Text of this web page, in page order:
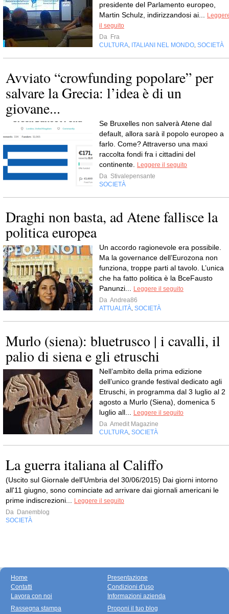
presidente del Parlamento europeo,
Martin Schulz, indirizzandosi ai...
il seguito
Da Fra
CULTURA
ITALIANI NEL MONDO SOCIETÀ
Avviato “crowfunding popolare” per
salvare la Grecia: l’idea è di un
giovane...
Se Bruxelles non salverà Atene dal
default, allora sarà il popolo europeo a
farlo. Come? Attraverso una maxi
raccolta fondi fra i cittadini del
continente.
Leggere il seguito
Da Stivalepensante
SOCIETÀ
Draghi non basta, ad Atene fallisce la
politica europea
Un accordo ragionevole era possibile.
Ma la governance dell’Eurozona non
funziona, troppe parti al tavolo. L’unica
che ha fatto politica è la BceFausto
Panunzi...
Leggere il seguito
Da Andrea86
ATTUALITÀ SOCIETÀ
Murlo (siena): bluetrusco | i cavalli, il
palio di siena e gli etruschi
Nell’ambito della prima edizione
dell’unico grande festival dedicato agli
Etruschi, in programma dal 3 luglio al 2
agosto a Murlo (Siena), domenica 5
luglio all...
Leggere il seguito
Da Amedit Magazine
CULTURA SOCIETÀ
La guerra italiana al Califfo
(Uscito sul Giornale dell'Umbria del 30/06/2015) Dai giorni intorno
all'11 giugno, sono cominciate ad arrivare dai giornali americani le
prime indiscrezioni...
Leggere il seguito
Da Danemblog
SOCIETÀ
Home
Contatti
Lavora con noi
Presentazione
Condizioni d'uso
Informazioni azienda
Rassegna stampa
Proponi il tuo blog